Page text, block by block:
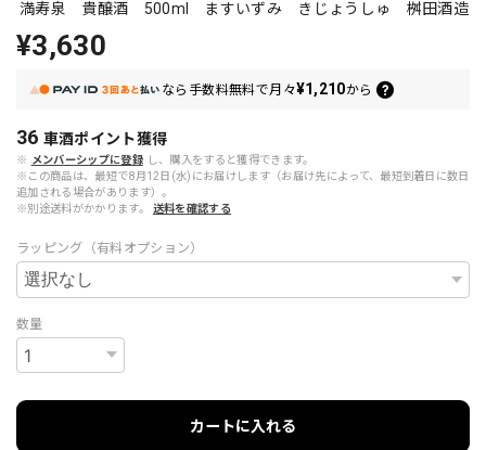
満寿泉 貴醸酒 500ml ますいずみ きじょうしゅ 桝田酒造
¥3,630
なら 手数料無料で月々¥1,210から
36 車酒ポイント獲得
※ メンバーシップに登録 し、購入をすると獲得できます。
※この商品は、最短で8月12日(水)にお届けします（お届け先によって、最短到着日に数日
追加される場合があります）。
※別途送料がかかります。
送料を確認する
ラッピング（有料オプション）
数量
カートに入れる